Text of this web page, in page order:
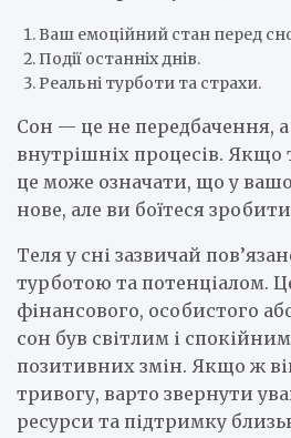
Ваш емоційний стан перед
Події останніх днів.
Реальні турботи та страхи.
Сон — це не передбачення,
внутрішніх процесів. Якщо
це може означати, що у
нове, але ви боїтеся
Теля у сні зазвичай
турботою та потенціалом.
фінансового, особистого
сон був світлим і
позитивних змін. Якщо ж
тривогу, варто звернути
ресурси та підтримку